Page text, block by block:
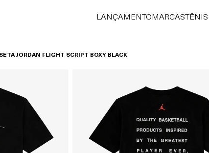
LANÇAMENTO MARCAS TÊNIS
JORDAN FLIGHT SCRIPT BOXY BLACK